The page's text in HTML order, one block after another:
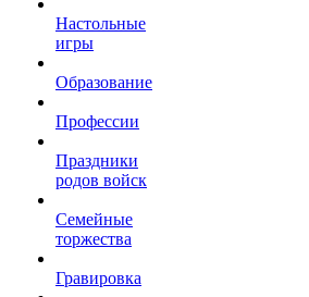
Настольные
игры
Образование
Профессии
Праздники
родов войск
Семейные
торжества
Гравировка